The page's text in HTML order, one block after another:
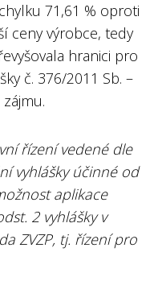
71,61 % oproti
ceny výrobce, tedy
hranici pro
č. 376/2011 Sb. –
řízení vedené dle
vyhlášky účinné od
aplikace
2 vyhlášky v
ZVZP, tj. řízení pro